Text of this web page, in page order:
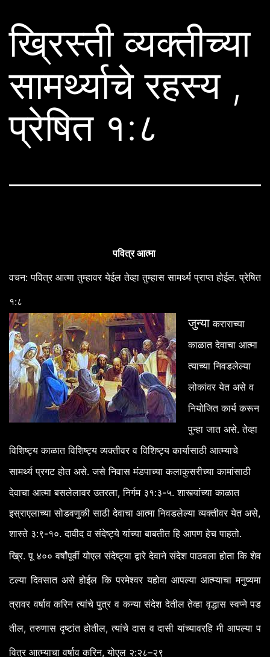
ख्रिस्ती व्यक्तीच्या
सामर्थ्याचे रहस्य ,
प्रेषित १:८
पवित्र आत्मा
वचन:पवित्र आत्मा तुम्हावर येईल तेव्हा तुम्हास सामर्थ्य प्राप्त होईल. प्रेषित
१:८
जुन्या कराराच्या
काळात देवाचा आत्मा
त्याच्या निवडलेल्या
लोकांवर येत असे व
नियोजित कार्य करून
पुन्हा जात असे.तेव्हा
विशिष्ट्य काळात विशिष्ट्य व्यक्तीवर व विशिष्ट्य कार्यासाठी आत्म्याचे
सामर्थ्य प्रगट होत असे. जसे निवास मंडपाच्या कलाकुसरीच्या कामांसाठी
देवाचा आत्मा बसलेलावर उतरला, निर्गम ३१:३-५. शास्त्यांच्या काळात
इस्राएलाच्या सोडवणुकी साठी देवाचा आत्मा निवडलेल्या व्यक्तीवर येत असे,
शास्ते ३:९-१०. दावीद व संदेष्ट्ये यांच्या बाबतीत हि आपण हेच पाहतो.
ख्रि.पू ४०० वर्षांपूर्वी योएल संदेष्ट्या द्वारे देवाने संदेश पाठवला होता कि शेव
टल्या दिवसात असे होईल कि परमेश्वर यहोवा आपल्या आत्म्याचा मनुष्यमा
त्रावर वर्षाव करिन त्यांचे पुत्र व कन्या संदेश देतील तेव्हा वृद्धास स्वप्ने पड
तील,तरुणास दृष्टांत होतील,त्यांचे दास व दासी यांच्यावरहि मी आपल्या प
वित्र आत्म्याचा वर्षाव करिन,योएल २:२८–२९